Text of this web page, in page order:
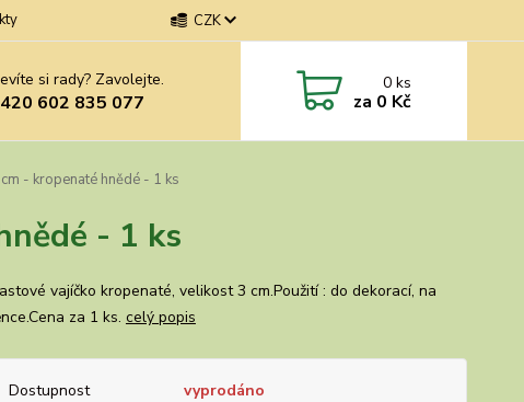
CZK
si rady? Zavolejte.
602 835 077
0ks
za 0 Kč
- kropenaté hnědé - 1 ks
- 1 ks
vajíčko kropenaté, velikost 3 cm.Použití : do dekorací, na
za 1 ks. celý popis
Dostupnost vyprodáno